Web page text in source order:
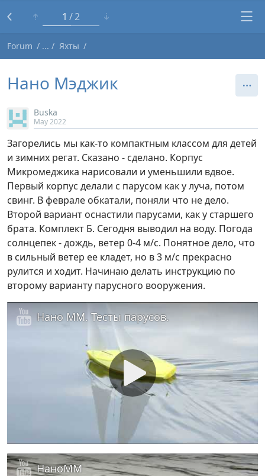
1 2
Forum Яхты
Нано Мэджик
Buska
May 2022
Загорелись мы как-то компактным классом для детей
и зимних регат. Сказано - сделано. Корпус
Микромеджика нарисовали и уменьшили вдвое.
Первый корпус делали с парусом как у луча, потом
свинг. В феврале обкатали, поняли что не дело.
Второй вариант оснастили парусами, как у старшего
брата. Комплект Б. Сегодня выводил на воду. Погода
солнцепек - дождь, ветер 0-4 м/с. Понятное дело, что
в сильный ветер ее кладет, но в 3 м/с прекрасно
рулится и ходит. Начинаю делать инструкцию по
второму варианту парусного вооружения.
Нано ММ. Тесты парусов.
НаноММ